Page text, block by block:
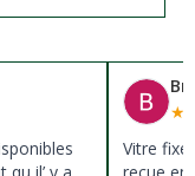
il’ y a
★
Vitre
reçue